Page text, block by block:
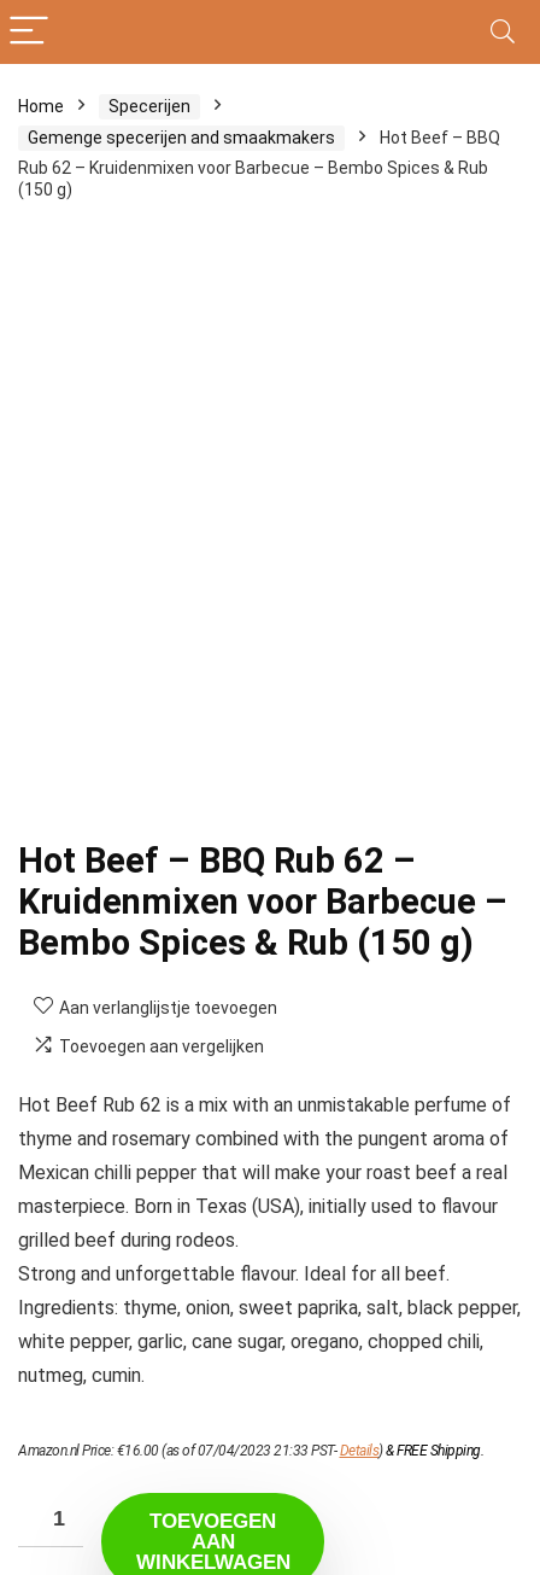
Home
Specerijen
Gemenge specerijen and smaakmakers
Hot Beef – BBQ
Rub 62 – Kruidenmixen voor Barbecue – Bembo Spices & Rub
(150 g)
Hot Beef – BBQ Rub 62 –
Kruidenmixen voor Barbecue –
Bembo Spices & Rub (150 g)
Aan verlanglijstje toevoegen
Toevoegen aan vergelijken
Hot Beef Rub 62 is a mix with an unmistakable perfume of
thyme and rosemary combined with the pungent aroma of
Mexican chilli pepper that will make your roast beef a real
masterpiece. Born in Texas (USA), initially used to flavour
grilled beef during rodeos.
Strong and unforgettable flavour. Ideal for all beef.
Ingredients: thyme, onion, sweet paprika, salt, black pepper,
white pepper, garlic, cane sugar, oregano, chopped chili,
nutmeg, cumin.
Amazon.nl Price:€16.00(as of 07/04/2023 21:33 PST-Details)&FREE Shipping.
TOEVOEGEN
AAN
WINKELWAGEN